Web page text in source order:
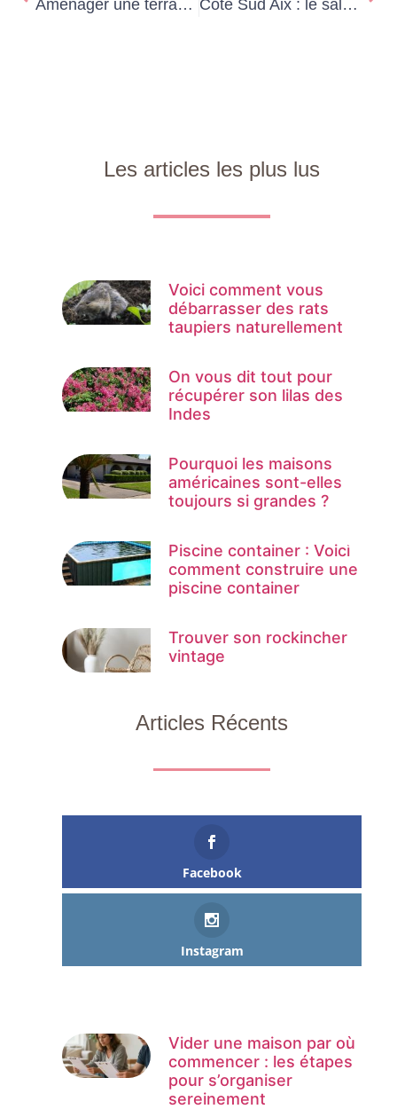
Aménager une terrasse en hauteur : comment tirer le meilleur parti d’un panorama exceptionnel Côté Sud Aix : le salon vaut-il vraiment le déplacement en famille ?
Les articles les plus lus
Voici comment vous
débarrasser des rats
taupiers naturellement
On vous dit tout pour
récupérer son lilas des
Indes
Pourquoi les maisons
américaines sont-elles
toujours si grandes ?
Piscine container : Voici
comment construire une
piscine container
Trouver son rockincher
vintage
Articles Récents
Facebook
Instagram
Vider une maison par où
commencer : les étapes
pour s’organiser
sereinement